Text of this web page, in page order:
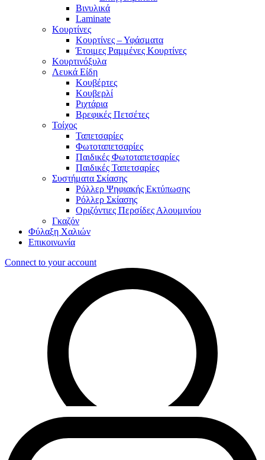
Βινυλικά
Laminate
Κουρτίνες
Κουρτίνες – Υφάσματα
Έτοιμες Ραμμένες Κουρτίνες
Κουρτινόξυλα
Λευκά Είδη
Κουβέρτες
Κουβερλί
Ριχτάρια
Βρεφικές Πετσέτες
Τοίχος
Ταπετσαρίες
Φωτοταπετσαρίες
Παιδικές Φωτοταπετσαρίες
Παιδικές Ταπετσαρίες
Συστήματα Σκίασης
Ρόλλερ Ψηφιακής Εκτύπωσης
Ρόλλερ Σκίασης
Οριζόντιες Περσίδες Αλουμινίου
Γκαζόν
Φύλαξη Χαλιών
Επικοινωνία
Connect to your account